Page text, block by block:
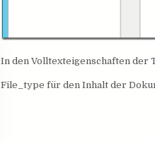
In den Volltexteigenschaften der
File_type für den Inhalt der